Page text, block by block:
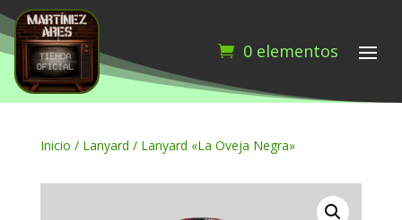
0 elementos
Inicio / Lanyard / Lanyard «La Oveja Negra»